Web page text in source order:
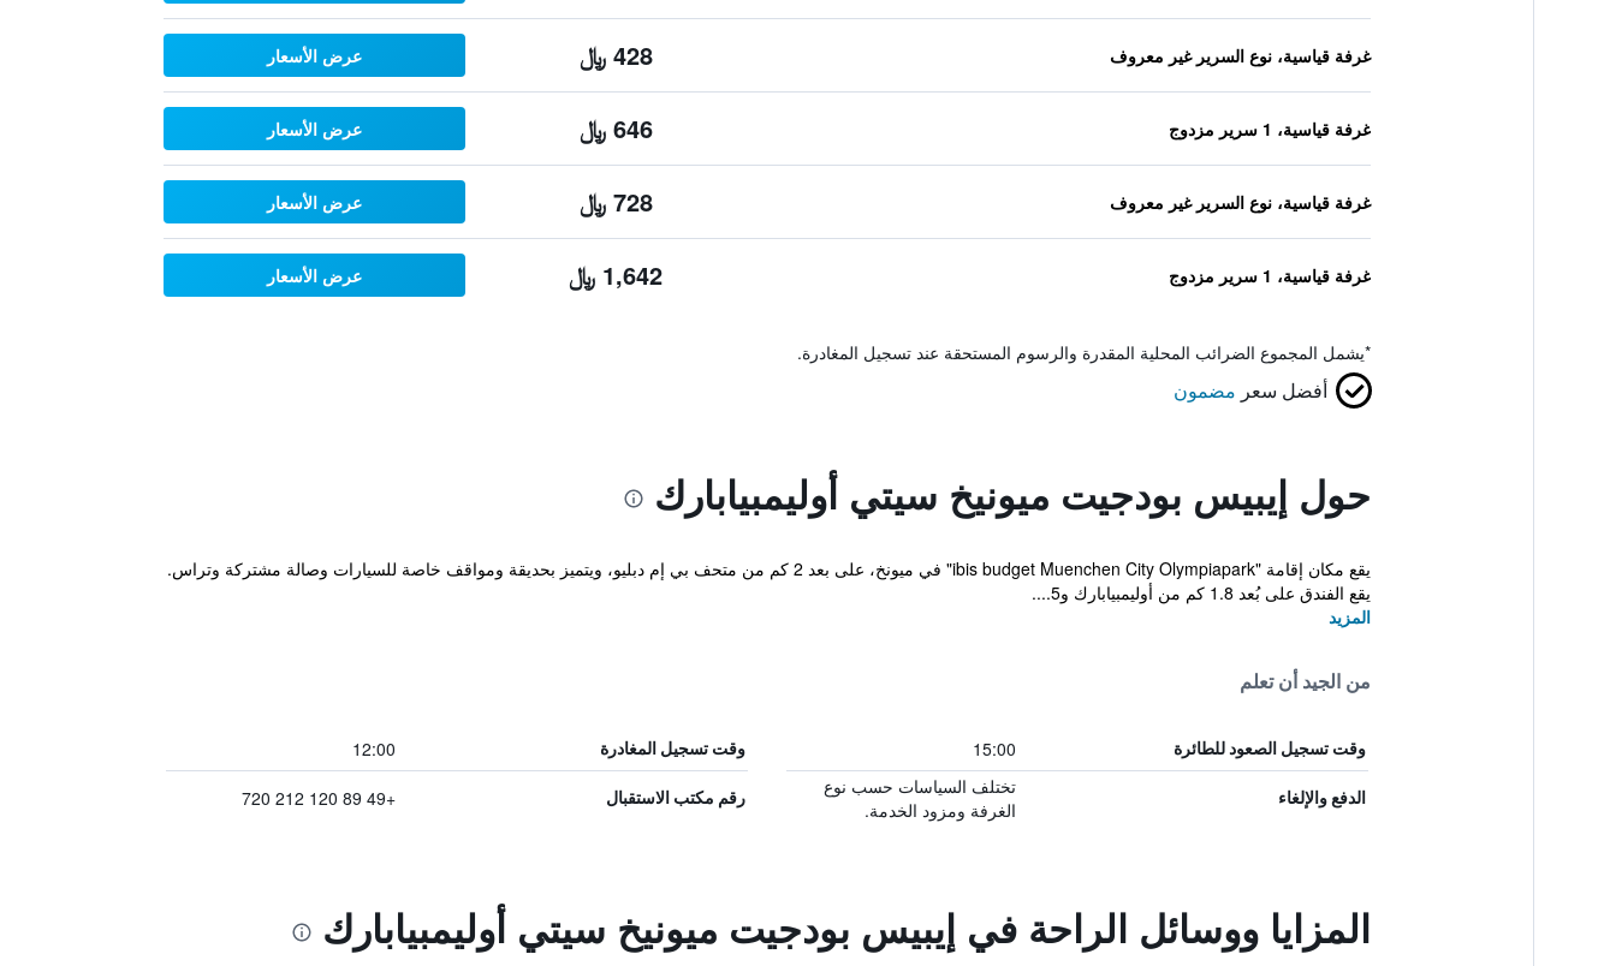
غرفة قياسية، نوع السرير غير معروف 428 ﷼ عرض الأسعار
غرفة قياسية، 1 سرير مزدوج 646 ﷼ عرض الأسعار
غرفة قياسية، نوع السرير غير معروف 728 ﷼ عرض الأسعار
غرفة قياسية، 1 سرير مزدوج 1,642 ﷼ عرض الأسعار
*يشمل المجموع الضرائب المحلية المقدرة والرسوم المستحقة عند تسجيل المغادرة.
أفضل سعر مضمون
حول إيبيس بودجيت ميونيخ سيتي أوليمبيابارك
يقع مكان إقامة "ibis budget Muenchen City Olympiapark" في ميونخ، على بعد 2 كم من متحف بي إم دبليو، ويتميز بحديقة ومواقف خاصة للسيارات وصالة مشتركة وتراس.
يقع الفندق على بُعد 1.8 كم من أوليمبيابارك و5....
المزيد
من الجيد أن تعلم
وقت تسجيل الصعود للطائرة 15:00 وقت تسجيل المغادرة 12:00
الدفع والإلغاء
تختلف السياسات حسب نوع
الغرفة ومزود الخدمة.
رقم مكتب الاستقبال +49 89 120 212 720
المزايا ووسائل الراحة في إيبيس بودجيت ميونيخ سيتي أوليمبيابارك